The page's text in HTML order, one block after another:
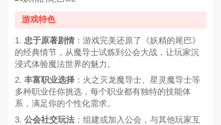
游戏特色
1. 忠于原著剧情：游戏完美还原了《妖精的尾巴》
的经典情节，从魔导士试炼到公会大战，让玩家沉
浸式体验魔法世界的魅力。
2. 丰富职业选择：火之灭龙魔导士、星灵魔导士等
多种职业任你挑选，每个职业都有独特的技能体
系，满足你的个性化需求。
3. 公会社交玩法：组建或加入公会，与其他玩家互